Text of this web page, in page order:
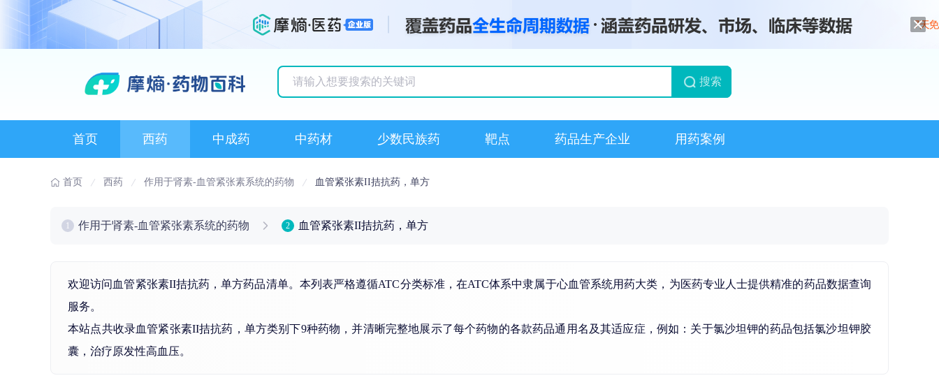
搜索
首页 西药 中成药 中药材 少数民族药 靶点 药品生产企业 用药案例
首页 西药 作用于肾素-血管紧张素系统的药物 血管紧张素II拮抗药，单方
作用于肾素-血管紧张素系统的药物 2 血管紧张素II拮抗药，单方
欢迎访问血管紧张素II拮抗药，单方药品清单。本列表严格遵循ATC分类标准，在ATC体系中隶属于心血管系统用药大类，为医药专业人士提供精准的药品数据查询
服务。
本站点共收录血管紧张素II拮抗药，单方类别下9种药物，并清晰完整地展示了每个药物的各款药品通用名及其适应症，例如：关于氯沙坦钾的药品包括氯沙坦钾胶
囊，治疗原发性高血压。